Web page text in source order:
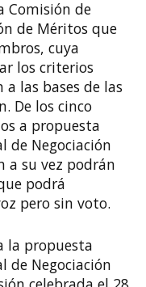
Comisión de
de Méritos que
cuya
los criterios
las bases de las
De los cinco
a propuesta
de Negociación
a su vez podrán
podrá
pero sin voto.
la propuesta
de Negociación